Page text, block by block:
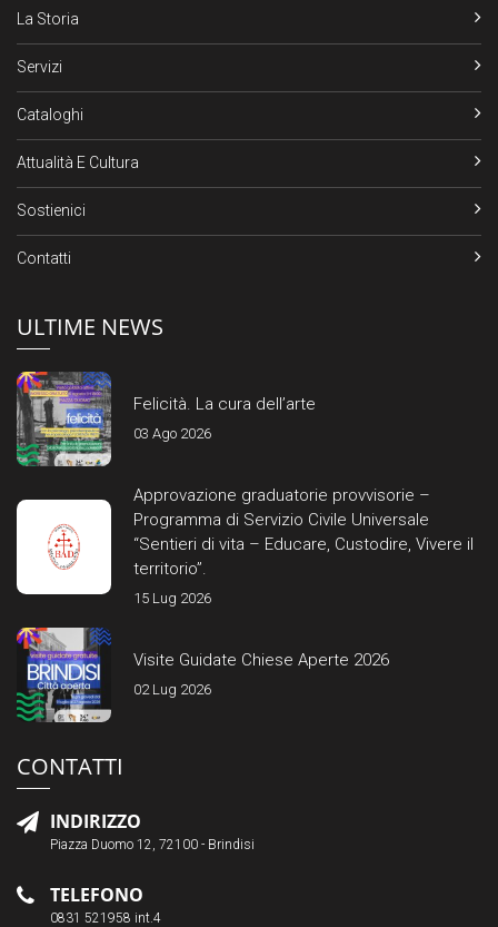
La Storia
Servizi
Cataloghi
Attualità E Cultura
Sostienici
Contatti
ULTIME NEWS
Felicità. La cura dell’arte
03 Ago 2026
Approvazione graduatorie provvisorie –
Programma di Servizio Civile Universale
“Sentieri di vita – Educare, Custodire, Vivere il
territorio”.
15 Lug 2026
Visite Guidate Chiese Aperte 2026
02 Lug 2026
CONTATTI
INDIRIZZO
Piazza Duomo 12, 72100 - Brindisi
TELEFONO
0831 521958 int.4